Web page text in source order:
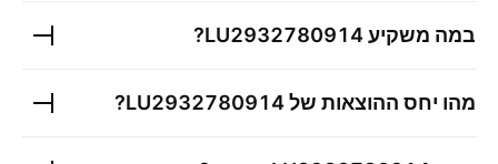
במה משקיעLU2932780914
?
מהו יחס ההוצאות שלLU2932780914
?